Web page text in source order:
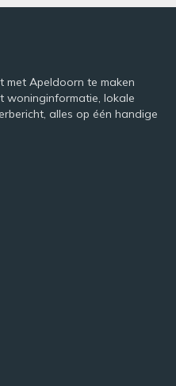
met Apeldoorn te maken
woninginformatie, lokale
alles op één handige